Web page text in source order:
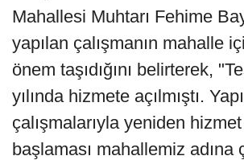
Mahallesi Muhtarı Fehime
yapılan çalışmanın mahalle
önem taşıdığını belirterek,
yılında hizmete açılmıştı.
çalışmalarıyla yeniden
başlaması mahallemiz adına